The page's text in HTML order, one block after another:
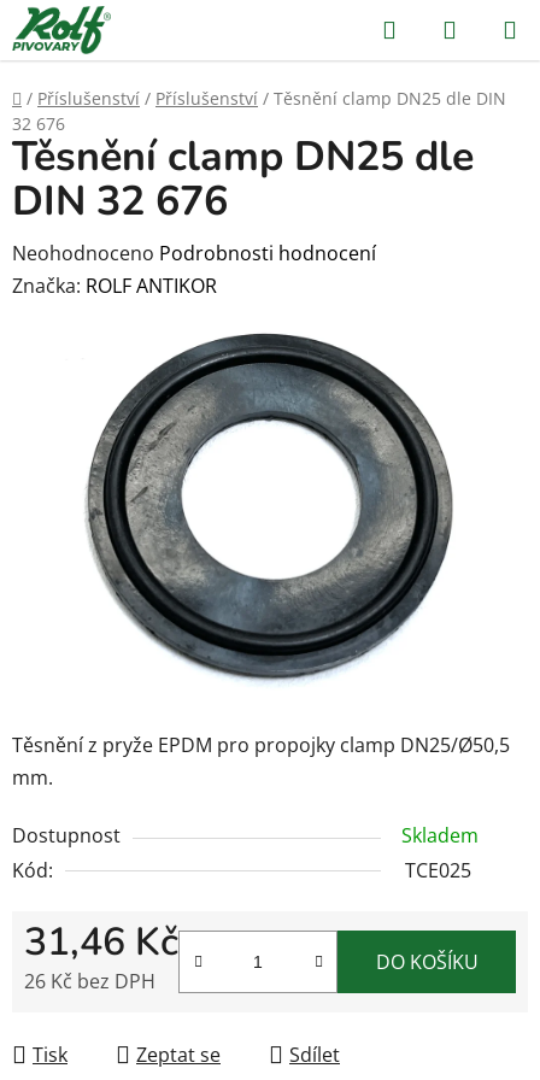
Přejít
na
obsah
Hledat
KOŠÍK
Domů
/ Příslušenství / Příslušenství / Těsnění clamp DN25 dle DIN
32 676
Těsnění z pryže EPDM pro propojky clamp DN25/Ø50,5
mm.
Dostupnost
Skladem
Kód:
TCE025
31,46 Kč
26 Kč bez DPH
DO KOŠÍKU
Tisk Zeptat se Sdílet
Těsnění clamp DN25 dle
DIN 32 676
Průměrné
hodnocení
hvězdiček.
Neohodnoceno Podrobnosti hodnocení
Značka: ROLF ANTIKOR